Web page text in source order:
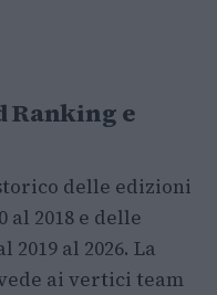
Ranking e
delle edizioni
al 2018 e delle
al 2026. La
ai vertici team